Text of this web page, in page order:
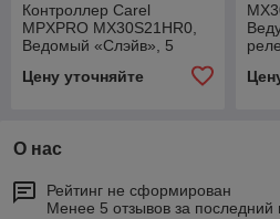
Контроллер Carel
MPXPRO MX30S21HR0,
Ведомый «Слэйв», 5
реле, питание 115-230 в
Цену уточняйте
О нас
Рейтинг не сформирован
Менее 5 отзывов за последний